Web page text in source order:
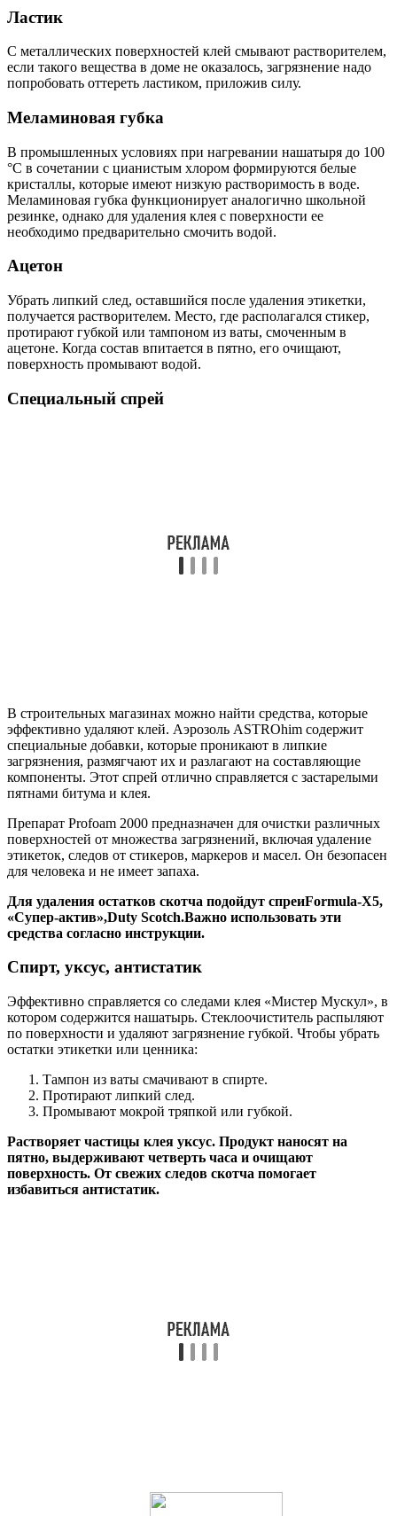
Ластик
С металлических поверхностей клей смывают растворителем,
если такого вещества в доме не оказалось, загрязнение надо
попробовать оттереть ластиком, приложив силу.
Меламиновая губка
В промышленных условиях при нагревании нашатыря до 100
°С в сочетании с цианистым хлором формируются белые
кристаллы, которые имеют низкую растворимость в воде.
Меламиновая губка функционирует аналогично школьной
резинке, однако для удаления клея с поверхности ее
необходимо предварительно смочить водой.
Ацетон
Убрать липкий след, оставшийся после удаления этикетки,
получается растворителем. Место, где располагался стикер,
протирают губкой или тампоном из ваты, смоченным в
ацетоне. Когда состав впитается в пятно, его очищают,
поверхность промывают водой.
Специальный спрей
В строительных магазинах можно найти средства, которые
эффективно удаляют клей. Аэрозоль ASTROhim содержит
специальные добавки, которые проникают в липкие
загрязнения, размягчают их и разлагают на составляющие
компоненты. Этот спрей отлично справляется с застарелыми
пятнами битума и клея.
Препарат Profoam 2000 предназначен для очистки различных
поверхностей от множества загрязнений, включая удаление
этикеток, следов от стикеров, маркеров и масел. Он безопасен
для человека и не имеет запаха.
Для удаления остатков скотча подойдут спреиFormula-X5,
«Супер-актив»,Duty Scotch.Важно использовать эти
средства согласно инструкции.
Спирт, уксус, антистатик
Эффективно справляется со следами клея «Мистер Мускул», в
котором содержится нашатырь. Стеклоочиститель распыляют
по поверхности и удаляют загрязнение губкой. Чтобы убрать
остатки этикетки или ценника:
Тампон из ваты смачивают в спирте.
Протирают липкий след.
Промывают мокрой тряпкой или губкой.
Растворяет частицы клея уксус. Продукт наносят на
пятно, выдерживают четверть часа и очищают
поверхность. От свежих следов скотча помогает
избавиться антистатик.